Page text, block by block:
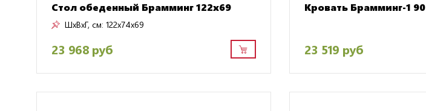
Стол обеденный Брамминг 122х69
ШxВxГ, см: 122x74x69
23 968 руб
Кровать Брамминг-1 90
23 519 руб